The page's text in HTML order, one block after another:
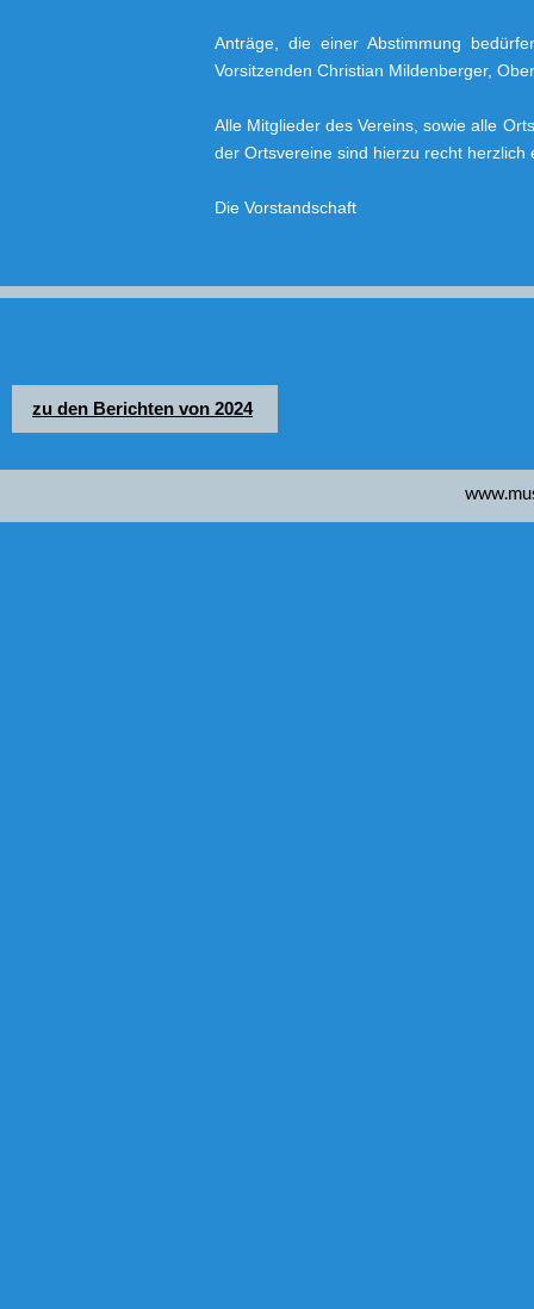
Anträge, die einer Abstimmung
Vorsitzenden Christian Mildenberger,
Alle Mitglieder des Vereins, sowie alle
der Ortsvereine sind hierzu recht herzlich
Die Vorstandschaft
zu den Berichten von 2024